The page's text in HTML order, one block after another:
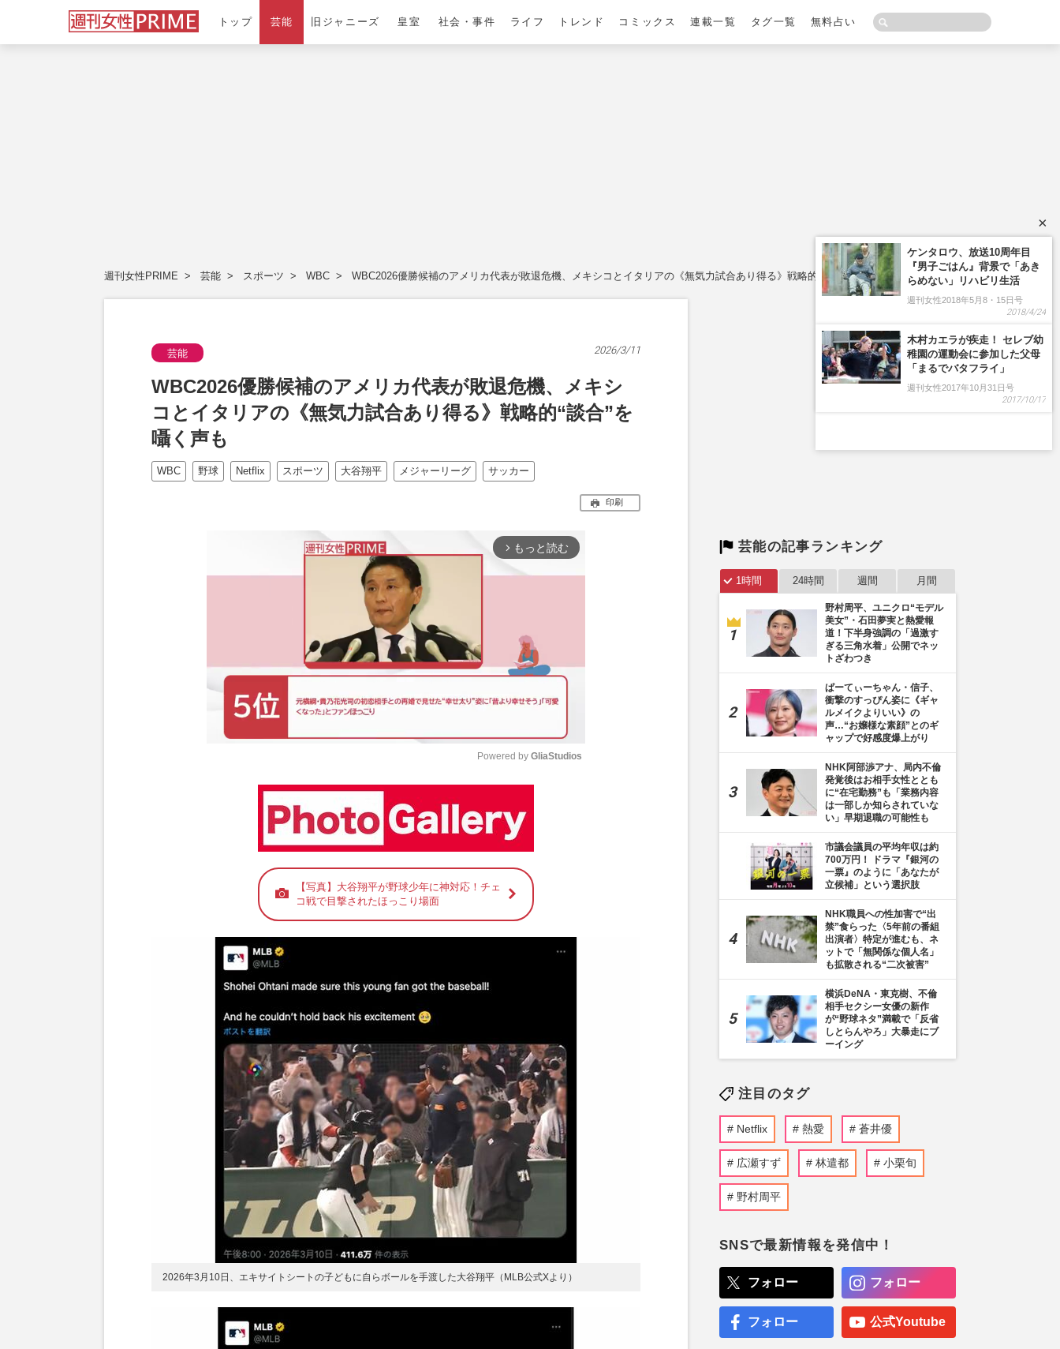
トップ 芸能 旧ジャニーズ 皇室 社会・事件 ライフ トレンド コミックス 連載一覧 タグ一覧 無料占い
週刊女性PRIME 芸能 スポーツ WBC WBC2026優勝候補のアメリカ代表が敗退危機、メキシコとイタリアの《無気力試合あり得る》戦略的“談合”を囁く声も
芸能 2026/3/11
WBC2026優勝候補のアメリカ代表が敗退危機、メキシ
コとイタリアの《無気力試合あり得る》戦略的“談合”を
囁く声も
WBC 野球 Netflix スポーツ 大谷翔平 メジャーリーグ サッカー
印刷
arrow_forward_ios もっと読む
u
e
Powered by GliaStudios
【写真】大谷翔平が野球少年に神対応！チェ
コ戦で目撃されたほっこり場面
2026年3月10日、エキサイトシートの子どもに自らボールを手渡した大谷翔平（MLB公式Xより）
芸能の記事ランキング
1時間 24時間 週間 月間
野村周平、ユニクロ“モデル
美女”・石田夢実と熱愛報
道！下半身強調の「過激す
ぎる三角水着」公開でネッ
トざわつき
ぱーてぃーちゃん・信子、
衝撃のすっぴん姿に《ギャ
ルメイクよりいい》の
声…“お嬢様な素顔”とのギ
ャップで好感度爆上がり
NHK阿部渉アナ、局内不倫
発覚後はお相手女性ととも
に“在宅勤務”も「業務内容
は一部しか知らされていな
い」早期退職の可能性も
市議会議員の平均年収は約
700万円！ ドラマ『銀河の
一票』のように「あなたが
立候補」という選択肢
NHK職員への性加害で“出
禁”食らった〈5年前の番組
出演者〉特定が進むも、ネ
ットで「無関係な個人名」
も拡散される“二次被害”
横浜DeNA・東克樹、不倫
相手セクシー女優の新作
が“野球ネタ”満載で「反省
しとらんやろ」大暴走にブ
ーイング
注目のタグ
Netflix 熱愛 蒼井優
広瀬すず 林遣都 小栗旬
野村周平
SNSで最新情報を発信中！
フォロー フォロー
フォロー 公式Youtube
×